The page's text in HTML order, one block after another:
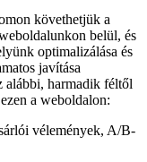
követhetjük a
belül, és
optimalizálása és
javítása
alábbi, harmadik féltől
a weboldalon:
vélemények, A/B-